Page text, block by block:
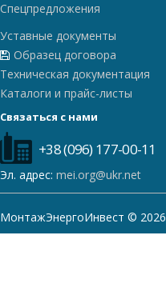
Спецпредложения
Уставные документы
Образец договора
Техническая документация
Каталоги и прайс-листы
Связаться с нами
+38 (096) 177-00-11
Эл. адрес: mei.org@ukr.net
МонтажЭнергоИнвест © 2026